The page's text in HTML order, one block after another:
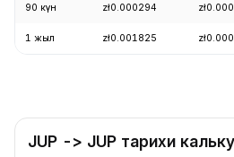
90 күн zł0.000294
1 жыл zł0.001825
JUP -> JUP тарихи